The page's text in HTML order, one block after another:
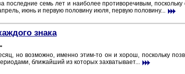
последние семь лет и наиболее противоречивым,
июнь и первую половину июля, первую половину...
знака
но возможно, именно этим-то он и хорош, поскольку
ближайший из которых захватывает...